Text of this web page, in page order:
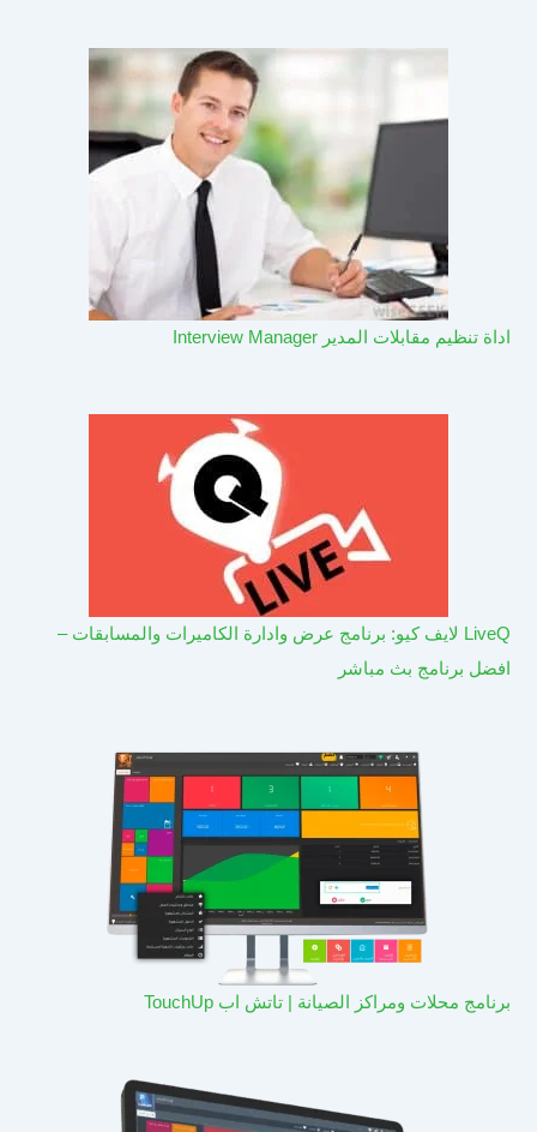
اداة تنظيم مقابلات المدير Interview Manager
LiveQ لايف كيو: برنامج عرض وادارة الكاميرات والمسابقات –
افضل برنامج بث مباشر
برنامج محلات ومراكز الصيانة | تاتش اب TouchUp